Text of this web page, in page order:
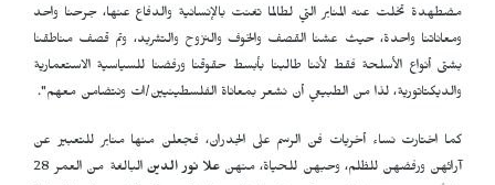
مضطهدة تخلت عنه المنابر التي لطالما تغنت بالإنسانية والدفاع عنها، جرحنا واحد
ومعاناتنا واحدة، حيث عشنا القصف والخوف والنزوح والتشريد، وتم قصف مناطقنا
بشتى أنواع الأسلحة فقط لأننا طالبنا بأبسط حقوقنا ورفضنا للسياسية الاستعمارية
والديكتاتورية، لذا من الطبيعي أن نشعر بمعاناة الفلسطينيين/ات ونتضامن معهم".
كما اختارت نساء أخريات فن الرسم على الجدران، فجعلن منها منابر للتعبير عن
آرائهن ورفضهن للظلم، وحبهن للحياة، منهن علا نور الدين
البالغة من العمر 28